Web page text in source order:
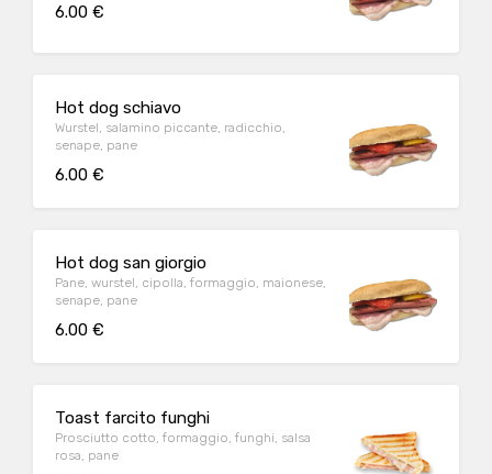
6.00 €
Hot dog schiavo
Wurstel, salamino piccante, radicchio,
senape, pane
6.00 €
Hot dog san giorgio
Pane, wurstel, cipolla, formaggio, maionese,
senape, pane
6.00 €
Toast farcito funghi
Prosciutto cotto, formaggio, funghi, salsa
rosa, pane